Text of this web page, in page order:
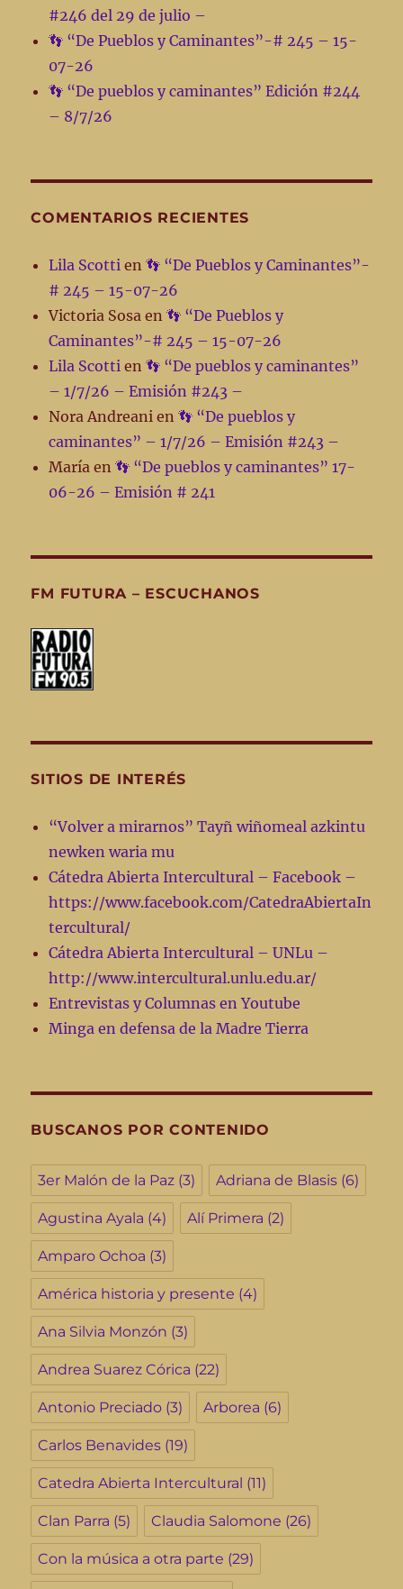
#246 del 29 de julio –
👣 “De Pueblos y Caminantes”-# 245 – 15-
07-26
👣 “De pueblos y caminantes” Edición #244
– 8/7/26
COMENTARIOS RECIENTES
Lila Scotti en👣 “De Pueblos y Caminantes”-
# 245 – 15-07-26
Victoria Sosa en👣 “De Pueblos y
Caminantes”-# 245 – 15-07-26
Lila Scotti en👣 “De pueblos y caminantes”
– 1/7/26 – Emisión #243 –
Nora Andreani en👣 “De pueblos y
caminantes” – 1/7/26 – Emisión #243 –
María en👣 “De pueblos y caminantes” 17-
06-26 – Emisión # 241
FM FUTURA – ESCUCHANOS
SITIOS DE INTERÉS
“Volver a mirarnos” Tayñ wiñomeal azkintu
newken waria mu
Cátedra Abierta Intercultural – Facebook –
https://www.facebook.com/CatedraAbiertaIn
tercultural/
Cátedra Abierta Intercultural – UNLu –
http://www.intercultural.unlu.edu.ar/
Entrevistas y Columnas en Youtube
Minga en defensa de la Madre Tierra
BUSCANOS POR CONTENIDO
3er Malón de la Paz (3) Adriana de Blasis (6)
Agustina Ayala (4) Alí Primera (2)
Amparo Ochoa (3)
América historia y presente (4)
Ana Silvia Monzón (3)
Andrea Suarez Córica (22)
Antonio Preciado (3) Arborea (6)
Carlos Benavides (19)
Catedra Abierta Intercultural (11)
Clan Parra (5) Claudia Salomone (26)
Con la música a otra parte (29)